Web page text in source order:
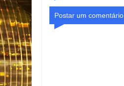
Postar um comentário